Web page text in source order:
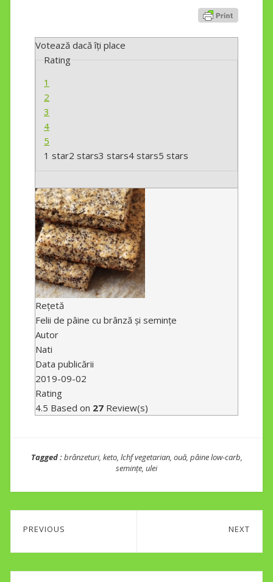
Votează dacă îți place
Rating
1
2
3
4
5
1 star2 stars3 stars4 stars5 stars
Rețetă
Felii de pâine cu brânză și semințe
Autor
Nati
Data publicării
2019-09-02
Rating
4.5 Based on 27 Review(s)
Tagged :brânzeturi, keto, lchf vegetarian, ouă, pâine low-carb
semințe ulei
Post
PREVIOUS NEXT